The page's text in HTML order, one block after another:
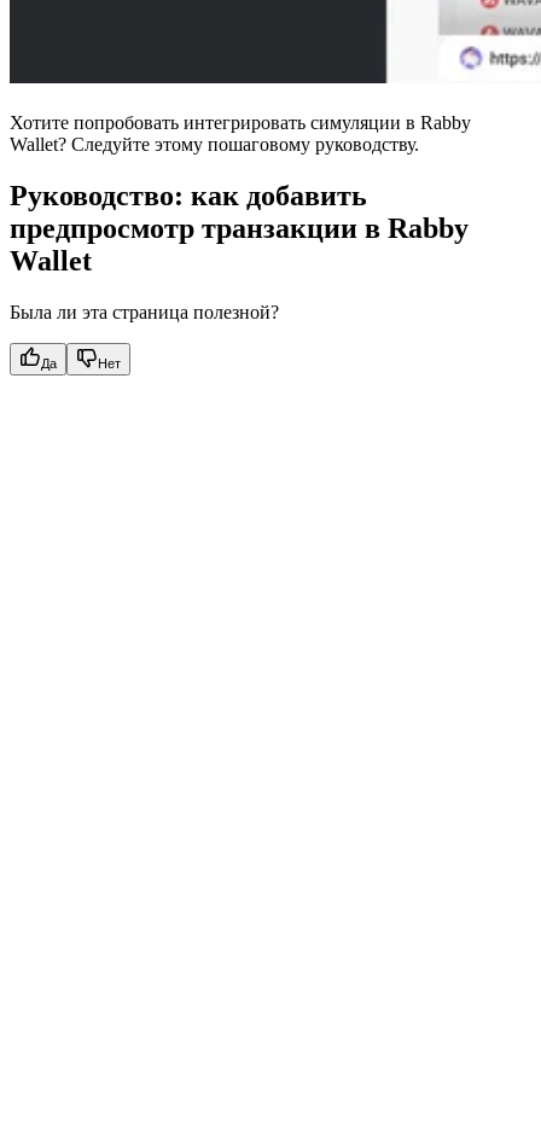
Хотите попробовать интегрировать симуляции в Rabby
Wallet? Следуйте этому пошаговому руководству.
Руководство: как добавить
предпросмотр транзакции в Rabby
Wallet
Была ли эта страница полезной?
Да Нет